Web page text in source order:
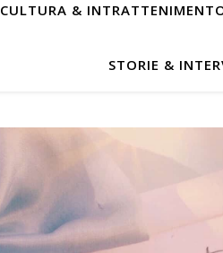
CULTURA &
STORIE &